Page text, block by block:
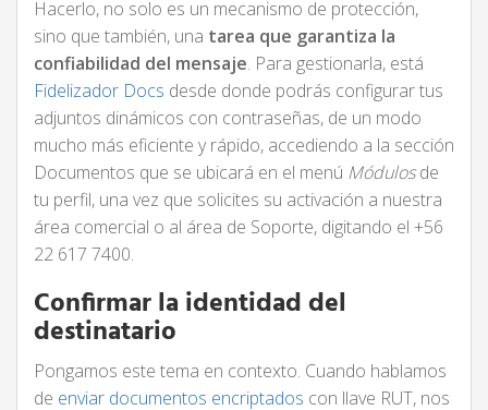
Hacerlo, no solo es un mecanismo de protección,
sino que también, una tarea que garantiza la
confiabilidad del mensaje. Para gestionarla, está
Fidelizador Docs desde donde podrás configurar tus
adjuntos dinámicos con contraseñas, de un modo
mucho más eficiente y rápido, accediendo a la sección
Documentos que se ubicará en el menú Módulosde
tu perfil, una vez que solicites su activación a nuestra
área comercial o al área de Soporte, digitando el +56
22 617 7400.
Confirmar la identidad del
destinatario
Pongamos este tema en contexto. Cuando hablamos
de enviar documentos encriptados con llave RUT, nos